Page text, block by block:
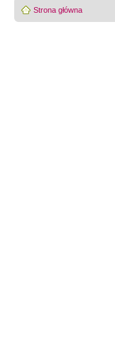
Strona główna